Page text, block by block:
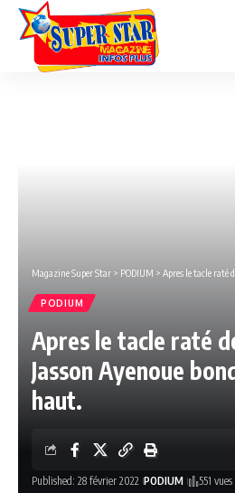
Magazine Super Star > PODIUM > Apres le tacle raté de
PODIUM
Apres le tacle raté
Jasson Ayenoue
haut.
Published: 28 février 2022 PODIUM 551 vues